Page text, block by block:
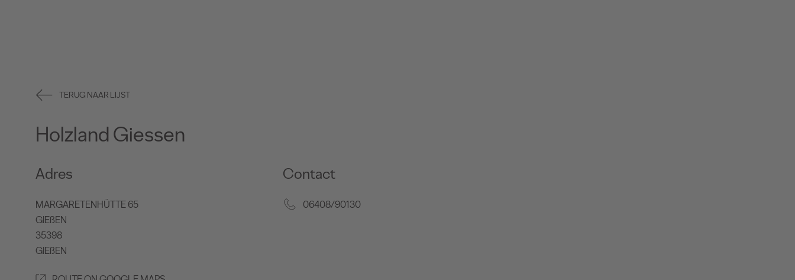
TERUG NAAR LIJST
Holzland Giessen
Adres
MARGARETENHÜTTE 65
GIEßEN
35398
GIEßEN
Contact
06408/90130